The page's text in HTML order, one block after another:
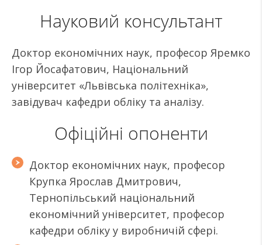
Науковий консультант
Доктор економічних наук, професор Яремко
Ігор Йосафатович, Національний
університет «Львівська політехніка»,
завідувач кафедри обліку та аналізу.
Офіційні опоненти
Доктор економічних наук, професор
Крупка Ярослав Дмитрович,
Тернопільський національний
економічний університет, професор
кафедри обліку у виробничій сфері.